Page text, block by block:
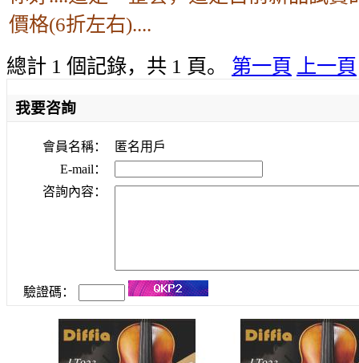
價格(6折左右)....
總計 1 個記錄，共 1 頁。 第一頁 上一頁
我要咨詢
會員名稱：
匿名用戶
E-mail：
咨詢內容：
驗證碼：